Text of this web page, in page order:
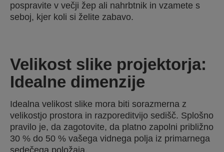
pospravite v večji žep ali nahrbtnik in vzamete s
seboj, kjer koli si želite zabavo.
Velikost slike projektorja:
Idealne dimenzije
Idealna velikost slike mora biti sorazmerna z
velikostjo prostora in razporeditvijo sedišč. Splošno
pravilo je, da zagotovite, da platno zapolni približno
30 % do 50 % vašega vidnega polja iz primarnega
sedečega položaja.